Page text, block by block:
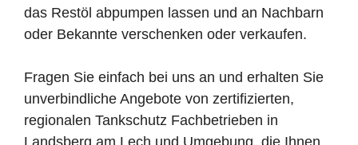
das Restöl abpumpen lassen und an Nachbarn
oder Bekannte verschenken oder verkaufen.
Fragen Sie einfach bei uns an und erhalten Sie
unverbindliche Angebote von zertifizierten,
regionalen Tankschutz Fachbetrieben in
Landsberg am Lech und Umgebung, die Ihnen